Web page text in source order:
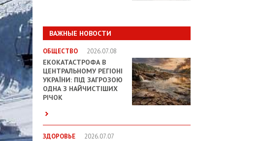
ВАЖНЫЕ НОВОСТИ
ОБЩЕСТВО 2026.07.08
ЕКОКАТАСТРОФА В
ЦЕНТРАЛЬНОМУ РЕГІОНІ
УКРАЇНИ: ПІД ЗАГРОЗОЮ
ОДНА З НАЙЧИСТІШИХ
РІЧОК
ЗДОРОВЬЕ 2026.07.07